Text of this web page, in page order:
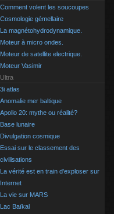
Comment volent les soucoupes
Cosmologie gémellaire
La magnétohydrodynamique.
Moteur à micro ondes.
Moteur de satellite electrique.
Moteur Vasimir
Ultra
3i atlas
Anomalie mer baltique
Apollo 20: mythe ou réalité?
Base lunaire
Divulgation cosmique
Essai sur le classement des
civilisations
La vérité est en train d'exploser sur
Internet
La vie sur MARS
Lac Baïkal